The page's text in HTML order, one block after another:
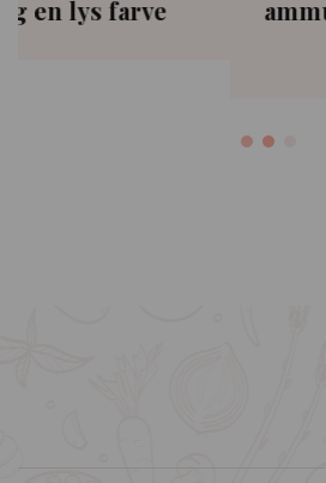
ammunition til Paul